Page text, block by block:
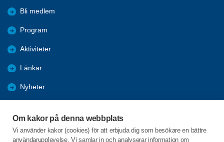
Om kakor på denna webbplats
Vi använder kakor (cookies) för att erbjuda dig som besökare en bättre
användarupplevelse. Vi samlar in och analyserar information om
Bli medlem
Program
Aktiviteter
Länkar
Nyheter
Förmåner